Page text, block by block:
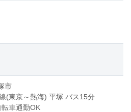
市
(東京～熱海) 平塚 バス15分
車通勤OK